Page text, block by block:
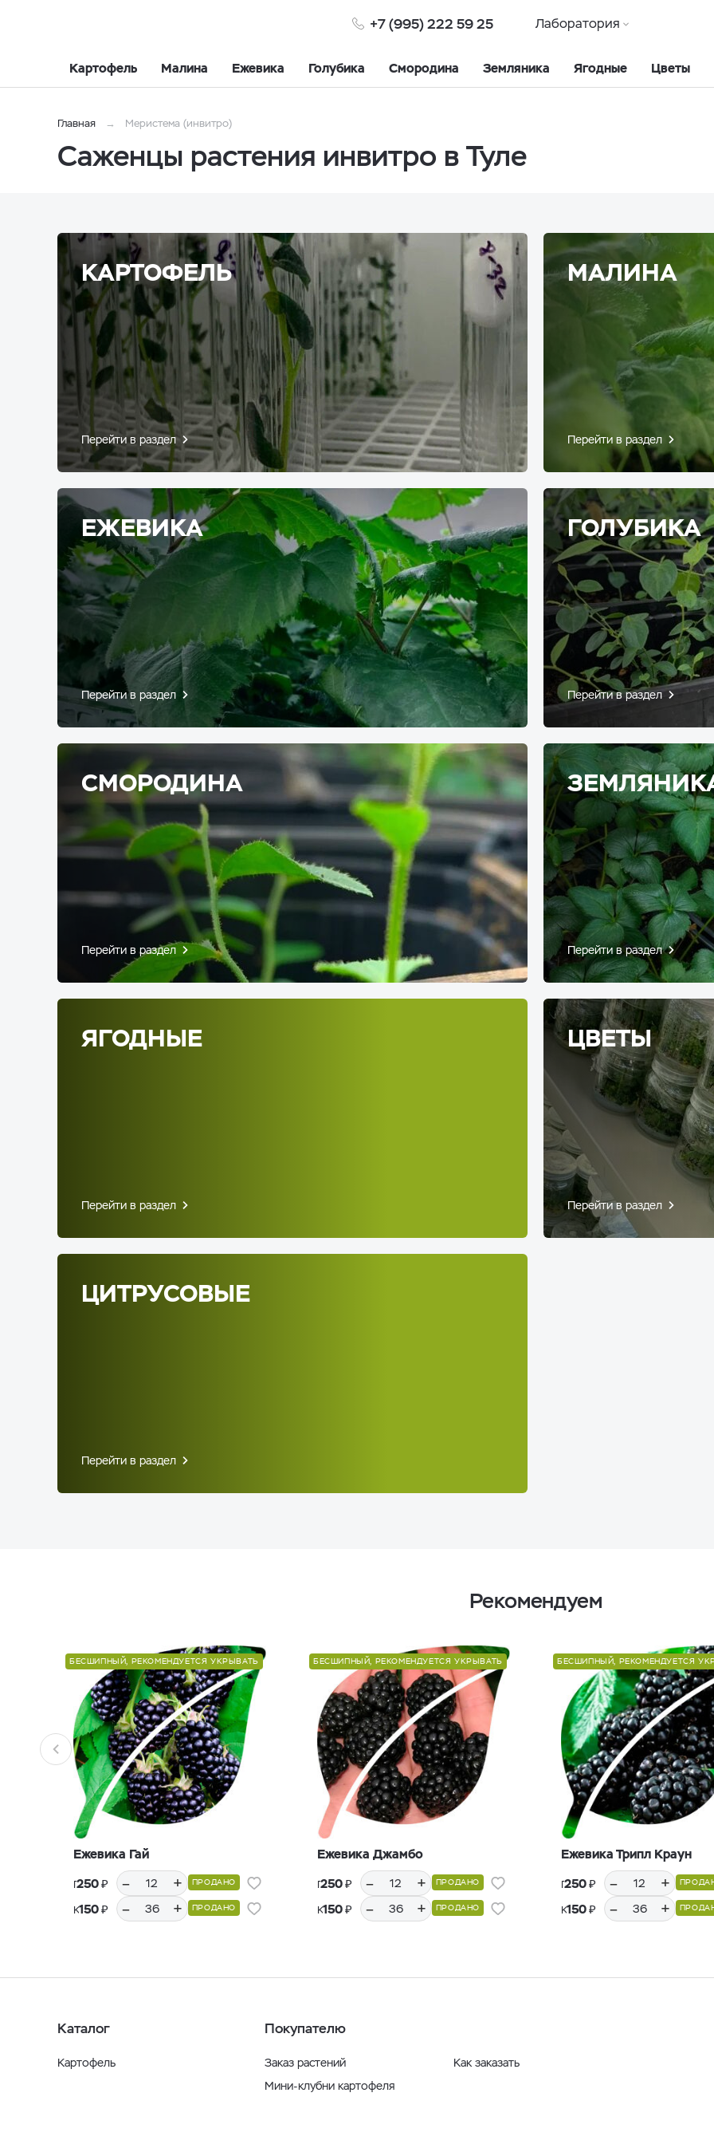
+7 (995) 222 59 25 Лаборатория
Картофель Малина Ежевика Голубика Смородина Земляника Ягодные Цветы
Главная Меристема (инвитро)
Саженцы растения инвитро в Туле
КАРТОФЕЛЬ
Перейти в раздел
МАЛИНА
Перейти в раздел
ЕЖЕВИКА
Перейти в раздел
ГОЛУБИКА
Перейти в раздел
СМОРОДИНА
Перейти в раздел Перейти в раздел
ЯГОДНЫЕ
Перейти в раздел
ЦВЕТЫ
Перейти в раздел
ЦИТРУСОВЫЕ
Перейти в раздел
Рекомендуем
БЕСШИПНЫЙ, РЕКОМЕНДУЕТСЯ УКРЫВАТЬ
Ежевика Гай
Горшки Р9, 12 шт.
250₽ – + ПРОДАНО
Кассеты Р36, 36 шт.
150₽ – + ПРОДАНО
БЕСШИПНЫЙ, РЕКОМЕНДУЕТСЯ УКРЫВАТЬ
Ежевика Джамбо
Горшки Р9, 12 шт.
250₽ – + ПРОДАНО
Кассеты Р36, 36 шт.
150₽ – + ПРОДАНО
БЕСШИПНЫЙ, РЕКОМЕНДУЕТСЯ
Ежевика Трипл Краун
Горшки Р9, 12 шт.
250₽ – +
Кассеты Р36, 36 шт.
150₽ – +
Каталог
Картофель
Покупателю
Заказ растений
Мини-клубни картофеля
Как заказать